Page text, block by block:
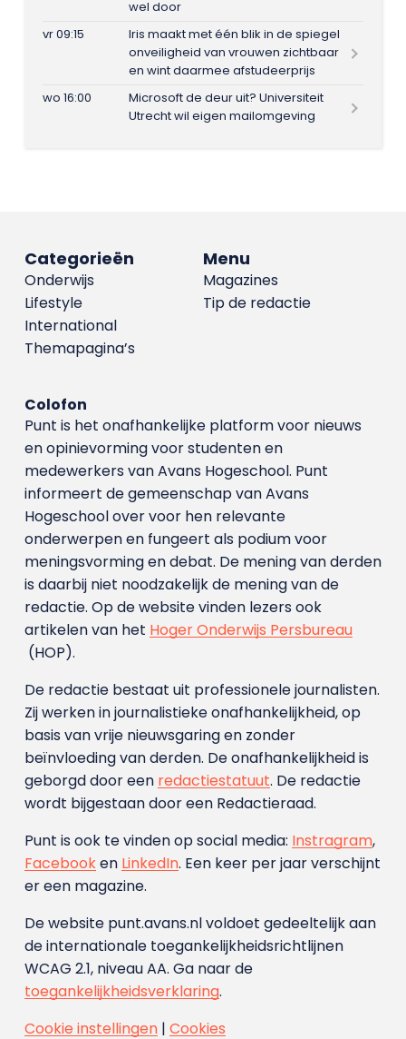
wel door
vr 09:15
Iris maakt met één blik in de spiegel
onveiligheid van vrouwen zichtbaar
en wint daarmee afstudeerprijs
wo 16:00
Microsoft de deur uit? Universiteit
Utrecht wil eigen mailomgeving
Menu
Magazines
Tip de redactie
Categorieën
Onderwijs
Lifestyle
International
Themapagina’s
Colofon
Punt is het onafhankelijke platform voor nieuws
en opinievorming voor studenten en
medewerkers van Avans Hoge­school. Punt
informeert de gemeenschap van Avans
Hogeschool over voor hen relevante
onderwerpen en fungeert als podium voor
meningsvorming en debat. De mening van derden
is daarbij niet noodzakelijk de mening van de
redactie. Op de website vinden lezers ook
artikelen van het Hoger Onderwijs Persbureau
(HOP).
De redactie bestaat uit professionele journalisten.
Zij werken in journalistieke onafhankelijkheid, op
basis van vrije nieuwsgaring en zonder
beïnvloeding van derden. De onafhankelijkheid is
geborgd door een redactiestatuut. De redactie
wordt bijgestaan door een Redactieraad.
Punt is ook te vinden op social media: Instragram,
Facebooken LinkedIn. Een keer per jaar verschijnt
er een magazine.
De website punt.avans.nl voldoet gedeeltelijk aan
de internationale toegankelijkheidsrichtlijnen
WCAG 2.1, niveau AA. Ga naar de
toegankelijkheidsverklaring.
Cookie instellingen| Cookies